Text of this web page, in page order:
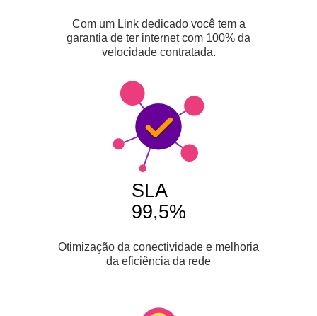
Com um Link dedicado você tem a
garantia de ter internet com 100% da
velocidade contratada.
SLA
99,5%
Otimização da conectividade e melhoria
da eficiência da rede